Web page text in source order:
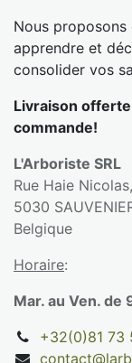
Nous
apprendre et
consolider vos
Livraison
commande!
L'Arboriste SRL
Rue Haie
5030
Belgique
Horaire:
Mar. au Ven. de
+32(0)81 73